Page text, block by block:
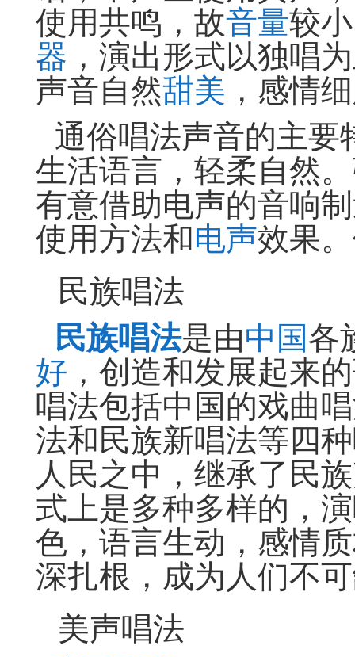
使用共鸣，故音量较
器 ，演出形式以独唱
声音自然甜美 ，感情
通俗唱法声音的主要
生活语言，轻柔自然
有意借助电声的音响
使用方法和电声效果
民族唱法
民族唱法是由中国各
好 ，创造和发展起来
唱法包括中国的戏曲
法和民族新唱法等四
人民之中，继承了民
式上是多种多样的，
色，语言生动，感情
深扎根，成为人们不
美声唱法